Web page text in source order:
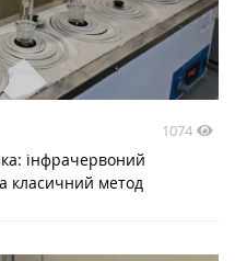
1074
інфрачервоний
класичний метод